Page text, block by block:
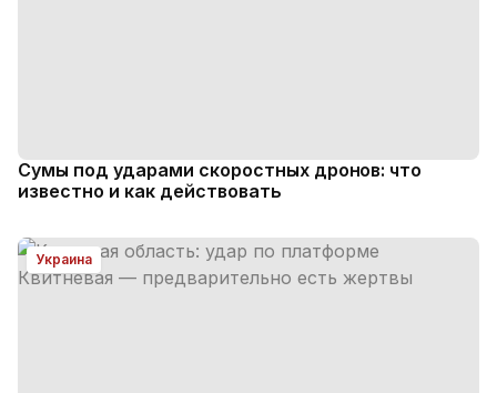
Сумы под ударами скоростных дронов: что
известно и как действовать
Украина